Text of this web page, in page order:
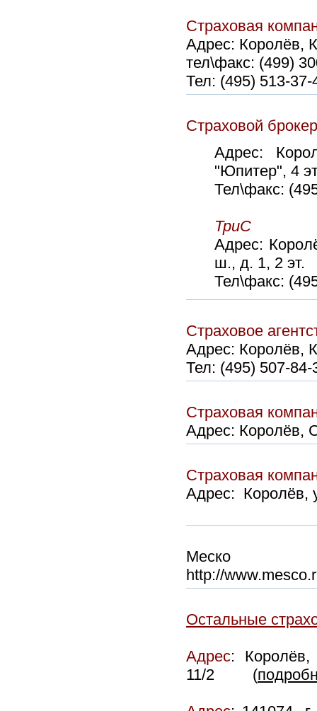
Страховая
Адрес: Королёв,
тел\факс: (499)
Тел: (495) 513-37-
Страховой
Адрес:
"Юпитер", 4
Тел\факc:
ТриС
Адрес:
ш., д. 1, 2 эт.
Тел\факс:
Страховое
Адрес: Королёв,
Тел: (495) 507-84-
Страховая
Адрес: Королёв,
Страховая
Адрес: Королёв,
Меско
http://
Остальные
Адрес:
11/2 (